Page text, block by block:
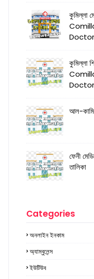
কুমিল্লা
কুমিল্লা
আল-কামি
ফেনী
তালিকা
Categories
অনলাইন ইনকাম
অ্যাম্বুলেন্স
ইউটিউব